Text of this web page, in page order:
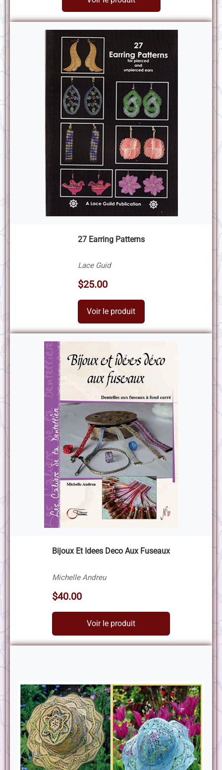
27 Earring Patterns
Lace Guid
$25.00
Voir le produit
Bijoux Et Idees Deco Aux Fuseaux
Michelle Andreu
$40.00
Voir le produit